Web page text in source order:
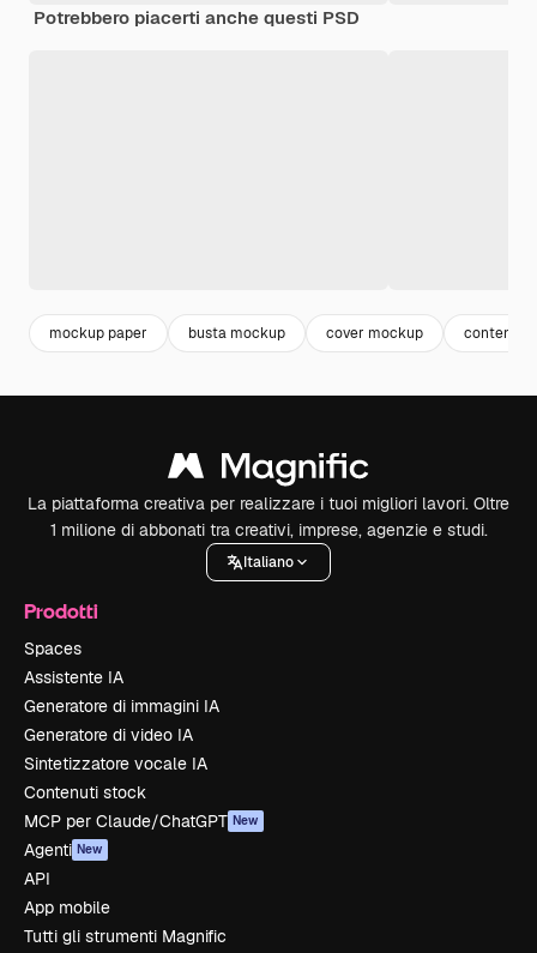
Potrebbero piacerti anche questi PSD
mockup paper busta mockup cover mockup
La piattaforma creativa per realizzare i tuoi migliori lavori. Oltre
1 milione di abbonati tra creativi, imprese, agenzie e studi.
Italiano
Prodotti
Spaces
Assistente IA
Generatore di immagini IA
Generatore di video IA
Sintetizzatore vocale IA
Contenuti stock
MCP per Claude/ChatGPT New
Agenti New
API
App mobile
Tutti gli strumenti Magnific